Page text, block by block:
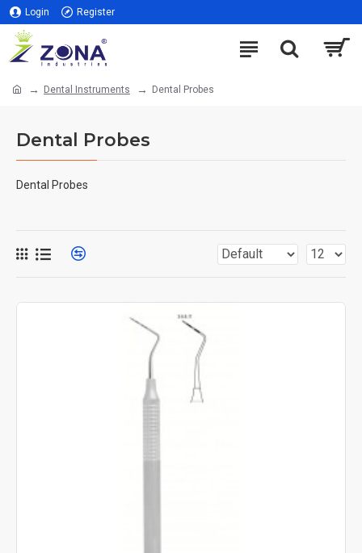
Login Register
Dental Instruments Dental Probes
Dental Probes
Dental Probes